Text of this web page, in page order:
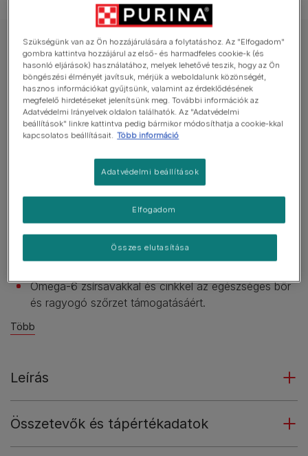
PURINA ONE száraz eledel macskáknak
PURINA ONE Urinary Care csirkében
gazdag száraz eledel felnőtt macskáknak
Még nincs értékelés
Omega-3 zsírsavban gazdag halolajat tartalmaz,
amely segít megelőzni a húgyúti gyulladást.
Antioxidánsokkal támogatja a vesék egészségét.
Hozzájárul a vizelet és a húgyutak pH-értékének
szinten tartásához és a húgyutak egészségéhez.
Omega-6 zsírsavakkal és cinkkel az egészséges bőr
és ragyogó szőrzet támogatásáért.
Több
Leírás
Összetevők és tápértékadatok
Szükségünk van az Ön hozzájárulására a folytatáshoz. Az "Elfogadom"
gombra kattintva hozzájárul az első- és harmadfeles cookie-k (és
hasonló eljárások) használatához, melyek lehetővé teszik, hogy az Ön
böngészési élményét javítsuk, mérjük a weboldalunk közönségét,
hasznos információkat gyűjtsünk, valamint az érdeklődésének
megfelelő hirdetéseket jelenítsünk meg. További információk az
Adatvédelmi Irányelvek oldalon találhatók. Az "Adatvédelmi
beállítások" linkre kattintva pedig bármikor módosíthatja a cookie-kkal
kapcsolatos beállításait. Több információ
Adatvédelmi beállítások
Összes elutasítása
Elfogadom